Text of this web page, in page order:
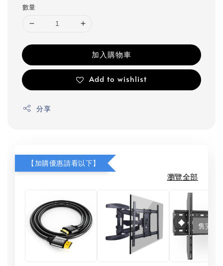
數量
加入購物車
Add to wishlist
分享
【加購優惠請看以下】
瀏覽全部
售完